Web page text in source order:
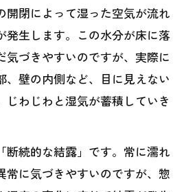
開閉によって湿った空気が流れ
発生します。この水分が床に落
気づきやすいのですが、実際に
、壁の内側など、目に見えない
じわじわと湿気が蓄積していき
断続的な結露」です。常に濡れ
常に気づきやすいのですが、惣